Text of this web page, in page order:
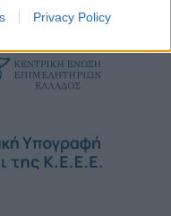
Privacy Policy